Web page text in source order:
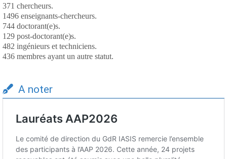
371 chercheurs.
1496 enseignants-chercheurs.
744 doctorant(e)s.
129 post-doctorant(e)s.
482 ingénieurs et techniciens.
436 membres ayant un autre statut.
A noter